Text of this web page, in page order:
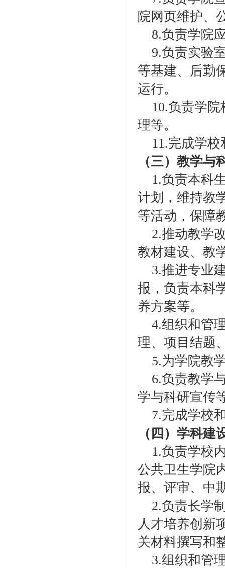
院网页维护、
8.负责学院
9.负责实验
等基建、后勤
运行。
10.负责学院
理等。
11.完成学校
（三）教学与
1.负责本科
计划，维持教
等活动，保障
2.推动教学
教材建设、教
3.推进专业
报，负责本科
养方案等。
4.组织和管
理、项目结题
5.为学院教
6.负责教学
学与科研宣传
7.完成学校
（四）学科建
1.负责学校
公共卫生学院
报、评审、中
2.负责长学
人才培养创新
关材料撰写和
3.组织和管